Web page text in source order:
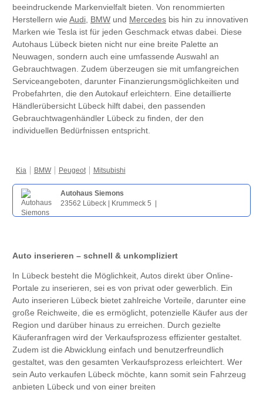
beeindruckende Markenvielfalt bieten. Von renommierten
Herstellern wie Audi BMW und Mercedes bis hin zu innovativen
Marken wie Tesla ist für jeden Geschmack etwas dabei. Diese
Autohaus Lübeck bieten nicht nur eine breite Palette an
Neuwagen, sondern auch eine umfassende Auswahl an
Gebrauchtwagen. Zudem überzeugen sie mit umfangreichen
Serviceangeboten, darunter Finanzierungsmöglichkeiten und
Probefahrten, die den Autokauf erleichtern. Eine detaillierte
Händlerübersicht Lübeck hilft dabei, den passenden
Gebrauchtwagenhändler Lübeck zu finden, der den
individuellen Bedürfnissen entspricht.
Kia BMW Peugeot Mitsubishi
Autohaus Siemons
23562 Lübeck | Krummeck 5 |
Auto inserieren – schnell & unkompliziert
In Lübeck besteht die Möglichkeit, Autos direkt über Online-
Portale zu inserieren, sei es von privat oder gewerblich. Ein
Auto inserieren Lübeck bietet zahlreiche Vorteile, darunter eine
große Reichweite, die es ermöglicht, potenzielle Käufer aus der
Region und darüber hinaus zu erreichen. Durch gezielte
Käuferanfragen wird der Verkaufsprozess effizienter gestaltet.
Zudem ist die Abwicklung einfach und benutzerfreundlich
gestaltet, was den gesamten Verkaufsprozess erleichtert. Wer
sein Auto verkaufen Lübeck möchte, kann somit sein Fahrzeug
anbieten Lübeck und von einer breiten